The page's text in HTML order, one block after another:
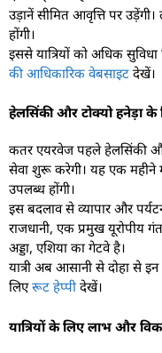
उड़ानें सीमित आवृत्ति पर
होंगी।
इससे यात्रियों को अधिक
की आधिकारिक वेबसाइट देखें।
हेलसिंकी और टोक्यो हनेड़ा के
कतर एयरवेज पहले हेलसिंकी
सेवा शुरू करेगी। यह एक महीने
उपलब्ध होंगी।
इस बदलाव से व्यापार और
राजधानी, एक प्रमुख यूरोपीय
अड्डा, एशिया का गेटवे है।
यात्री अब आसानी से दोहा से
लिएरूट हेप्पी देखें।
यात्रियों के लिए लाभ और